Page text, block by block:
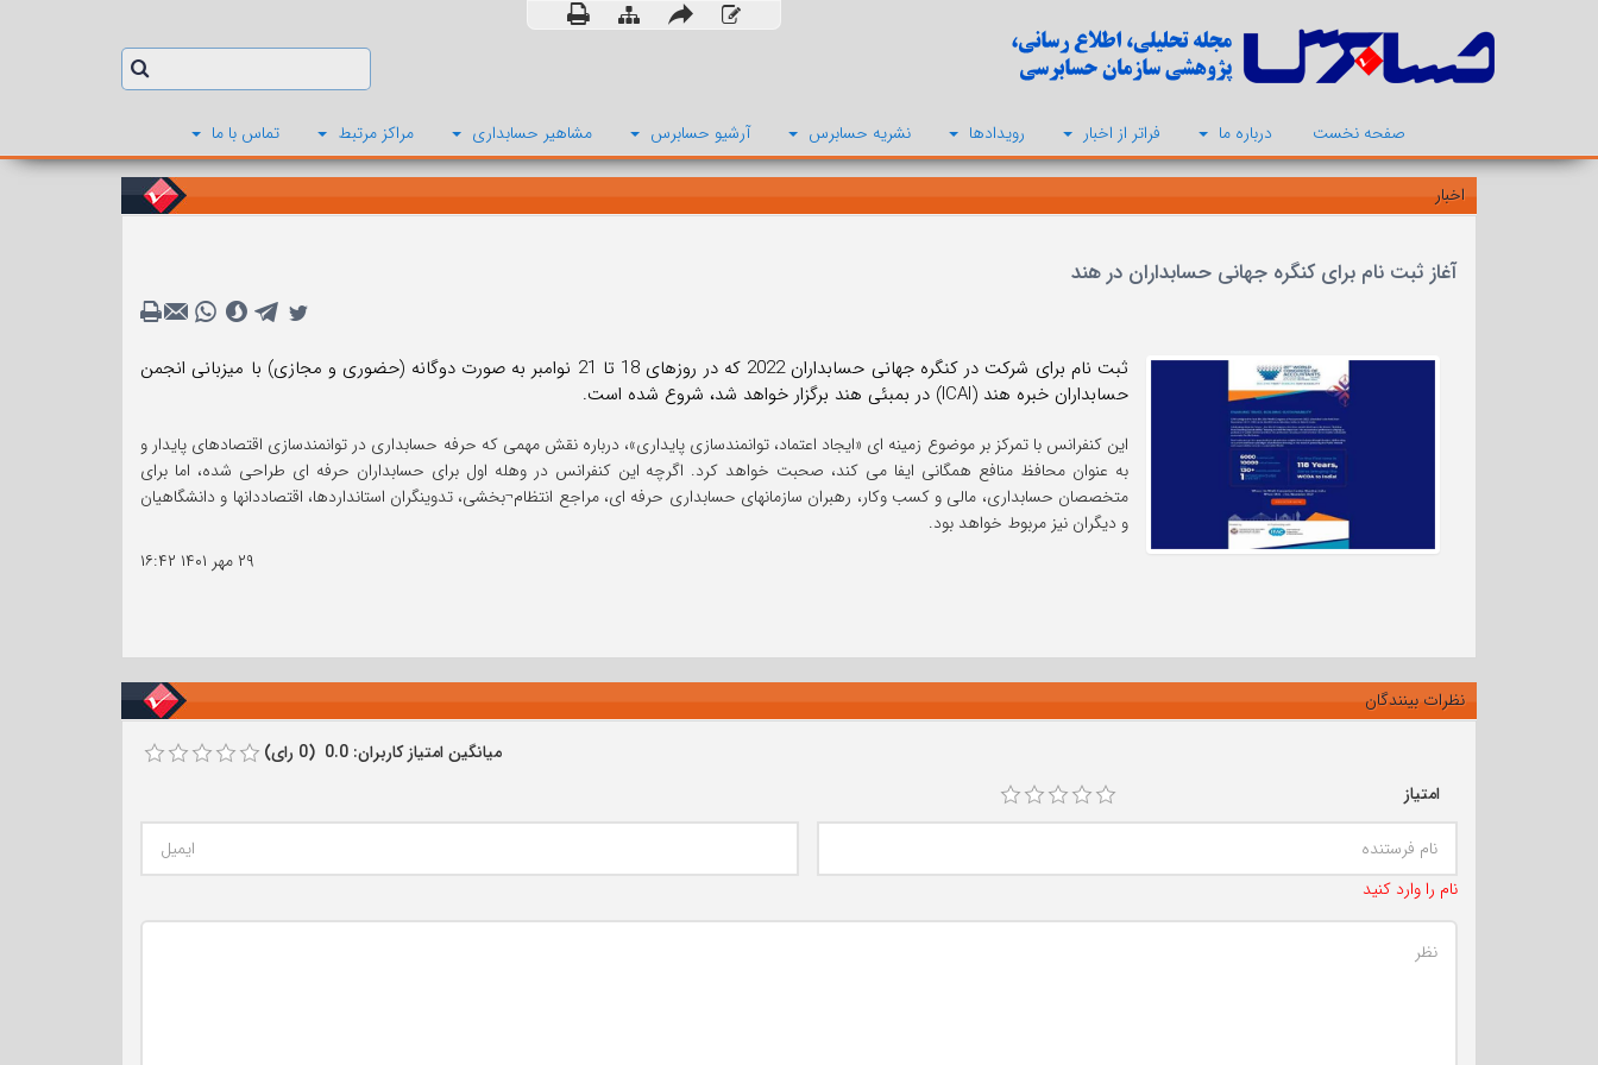
صفحه نخست درباره ما فراتر از اخبار رویدادها نشریه حسابرس آرشیو حسابرس مشاهیر حسابداری مراکز مرتبط تماس با ما
اخبار
آغاز ثبت نام برای کنگره جهانی حسابداران در هند
ثبت نام برای شرکت در کنگره جهانی حسابداران 2022 که در روزهای 18 تا 21 نوامبر به صورت دوگانه (حضوری و مجازی) با میزبانی انجمن
حسابداران خبره هند (ICAI) در بمبئی هند برگزار خواهد شد، شروع شده است.
این کنفرانس با تمرکز بر موضوع زمینه ای «ایجاد اعتماد، توانمندسازی پایداری»، درباره نقش مهمی که حرفه حسابداری در توانمندسازی اقتصادهای پایدار و
به عنوان محافظ منافع همگانی ایفا می کند، صحبت خواهد کرد. اگرچه این کنفرانس در وهله اول برای حسابداران حرفه ای طراحی شده، اما برای
متخصصان حسابداری، مالی و کسب وکار، رهبران سازمانهای حسابداری حرفه ای، مراجع انتظام¬بخشی، تدوینگران استانداردها، اقتصاددانها و دانشگاهیان
و دیگران نیز مربوط خواهد بود.
۲۹ مهر ۱۴۰۱
۱۶:۴۲
نظرات بینندگان
میانگین امتیاز کاربران: 0.0 (0 رای)
امتیاز
نام را وارد کنید